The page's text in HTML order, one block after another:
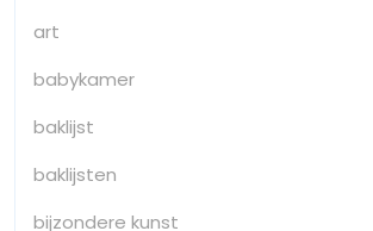
art
babykamer
baklijst
baklijsten
bijzondere kunst